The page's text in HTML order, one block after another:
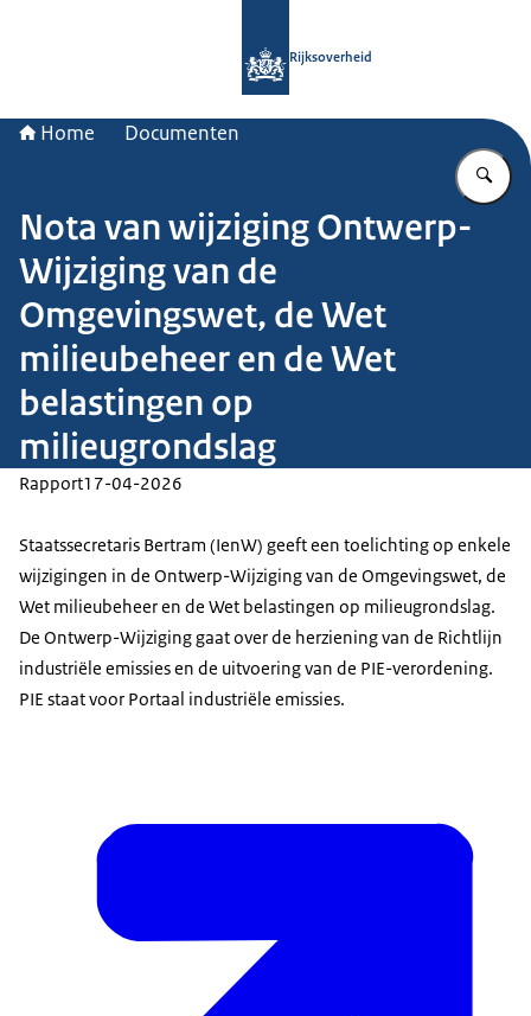
Rijksoverheid
Home Documenten
Nota van wijziging Ontwerp-
Wijziging van de
Omgevingswet, de Wet
milieubeheer en de Wet
belastingen op
milieugrondslag
Rapport17-04-2026
Staatssecretaris Bertram (IenW) geeft een toelichting op enkele
wijzigingen in de Ontwerp-Wijziging van de Omgevingswet, de
Wet milieubeheer en de Wet belastingen op milieugrondslag.
De Ontwerp-Wijziging gaat over de herziening van de Richtlijn
industriële emissies en de uitvoering van de PIE-verordening.
PIE staat voor Portaal industriële emissies.